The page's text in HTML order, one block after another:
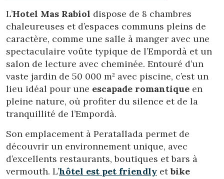
L’Hotel Mas Rabiol dispose de 8 chambres
chaleureuses et d’espaces communs pleins de
caractère, comme une salle à manger avec une
spectaculaire voûte typique de l’Empordà et un
salon de lecture avec cheminée. Entouré d’un
vaste jardin de 50 000 m² avec piscine, c’est un
lieu idéal pour une escapade romantique en
pleine nature, où profiter du silence et de la
tranquillité de l’Empordà.
Son emplacement à Peratallada permet de
découvrir un environnement unique, avec
d’excellents restaurants, boutiques et bars à
vermouth. L’hôtel est pet friendly etbike
Ce site Web utilise ses propres cookies pour collecter des
informations afin d'améliorer nos services. Si vous
continuez à naviguer, vous acceptez leur installation.
L'utilisateur a la possibilité de configurer son navigateur,
pouvant, s'il le souhaite, empêcher leur installation sur son
disque dur, même s'il doit garder à l'esprit qu'une telle
action peut entraîner des difficultés de navigation sur le
site.
Analyse et Personnalisation
Ils permettent le suivi et l'analyse du comportement des
utilisateurs de ce site. Les informations collectées via ce
Web pour l'élaboration des profils de navigation des
utilisateurs afin d'introduire des améliorations basées sur
l'analyse des données d'utilisation effectuée par les
utilisateurs du service. . Ils nous permettent de
sauvegarder les informations de préférence de l'utilisateur
pour améliorer la qualité de nos services et offrir une